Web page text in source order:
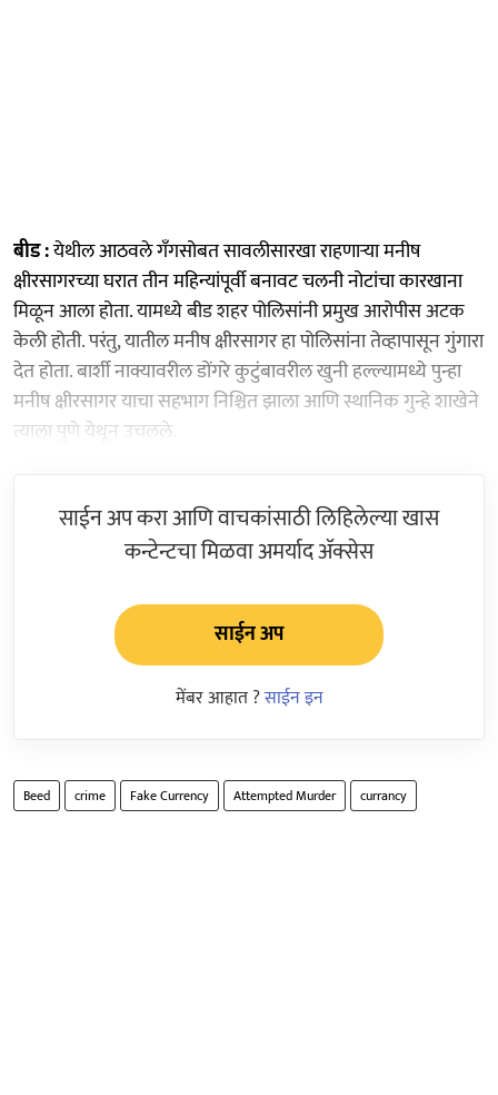
बीड :येथील आठवले गॅंगसोबत सावलीसारखा राहणाऱ्या मनीष
क्षीरसागरच्या घरात तीन महिन्यांपूर्वी बनावट चलनी नोटांचा कारखाना
मिळून आला होता. यामध्ये बीड शहर पोलिसांनी प्रमुख आरोपीस अटक
केली होती. परंतु, यातील मनीष क्षीरसागर हा पोलिसांना तेव्हापासून गुंगारा
देत होता. बार्शी नाक्यावरील डोंगरे कुटुंबावरील खुनी हल्ल्यामध्ये पुन्हा
मनीष क्षीरसागर याचा सहभाग निश्चित झाला आणि स्थानिक गुन्हे शाखेने
त्याला पुणे येथून उचलले.
साईन अप करा आणि वाचकांसाठी लिहिलेल्या खास
कन्टेन्टचा मिळवा अमर्याद ॲक्सेस
साईन अप
मेंबर आहात ?साईन इन
Beed crime Fake Currency Attempted Murder currancy